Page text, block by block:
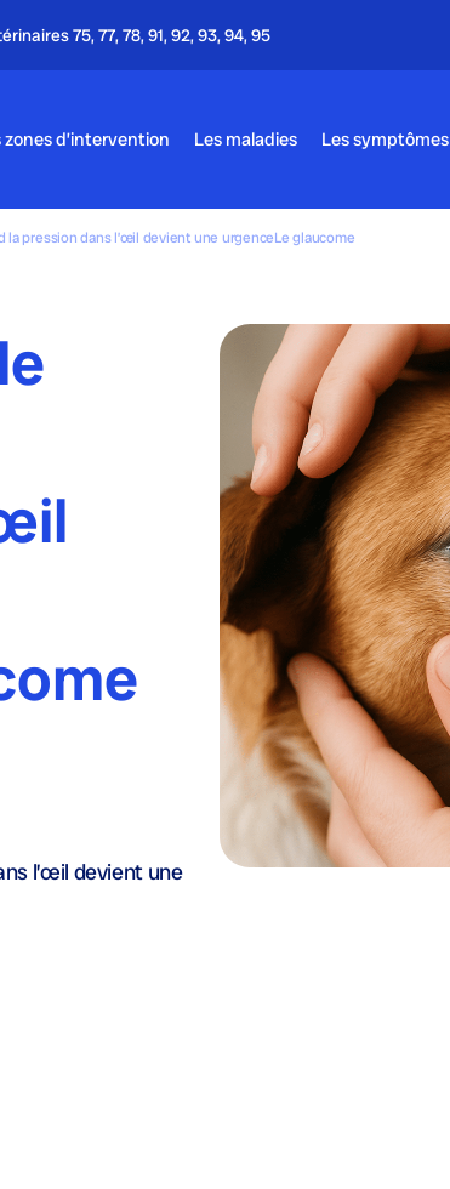
Appel gratuit - 24h/24 & 7j/7
zones d’intervention Les maladies Les symptômes
la pression dans l’œil devient une urgenceLe glaucome
l’œil devient une